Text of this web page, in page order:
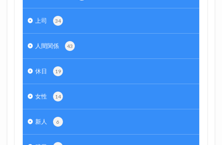
上司 34
人間関係 43
休日 19
女性 14
新人 6